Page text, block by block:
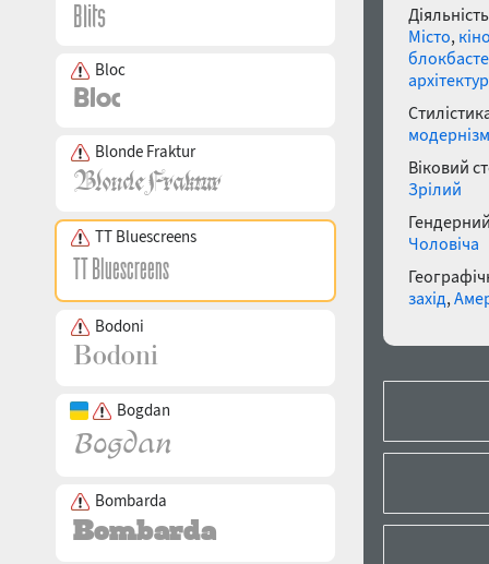
Bloc
Blonde Fraktur
TT Bluescreens
Bodoni
Bogdan
Bombarda
Місто,
модернізм
Віковий
Зрілий
Чоловіча
захід,